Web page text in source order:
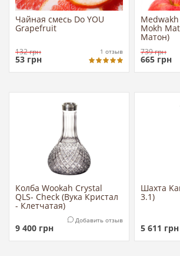
Чайная смесь Do YOU
Grapefruit
132грн
53 грн
1 отзыв
Mokh
Матон)
739грн
665 грн
Колба Wookah Crystal
QLS- Check (Вука Кристал
- Клетчатая)
9 400 грн
Добавить отзыв
Шахта
3.1)
5 611 грн